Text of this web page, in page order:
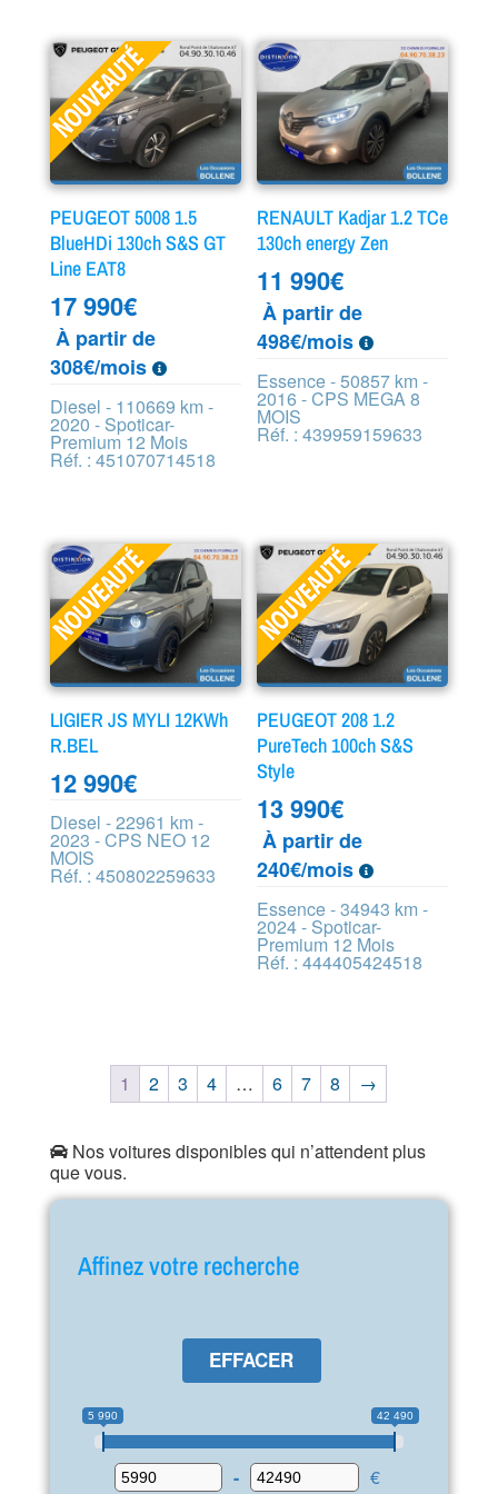
PEUGEOT 5008 1.5
BlueHDi 130ch S&S GT
Line EAT8
17 990€
À partir de
308€/mois
Diesel - 110669 km -
2020 - Spoticar-
Premium 12 Mois
Réf. : 451070714518
RENAULT Kadjar 1.2 TCe
130ch energy Zen
11 990€
À partir de
498€/mois
Essence - 50857 km -
2016 - CPS MEGA 8
MOIS
Réf. : 439959159633
LIGIER JS MYLI 12KWh
R.BEL
12 990€
Diesel - 22961 km -
2023 - CPS NEO 12
MOIS
Réf. : 450802259633
PEUGEOT 208 1.2
PureTech 100ch S&S
Style
13 990€
À partir de
240€/mois
Essence - 34943 km -
2024 - Spoticar-
Premium 12 Mois
Réf. : 444405424518
1 2 3 4 … 6 7 8 →
Nos voitures disponibles qui n’attendent plus
que vous.
Affinez votre recherche
EFFACER
5 990 42 490
-
€